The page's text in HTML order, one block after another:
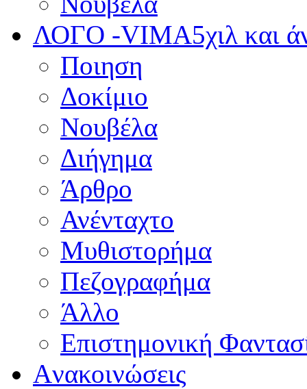
ΛΟΓΟ -VIMA5χιλ και
Ποιηση
Δοκίμιο
Νουβέλα
Διήγημα
Άρθρο
Ανένταχτο
Μυθιστορήμα
Πεζογραφήμα
Άλλο
Επιστημονική
Aνακοινώσεις